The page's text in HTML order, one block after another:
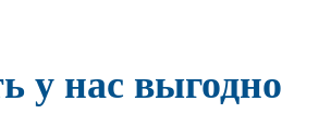
у нас выгодно